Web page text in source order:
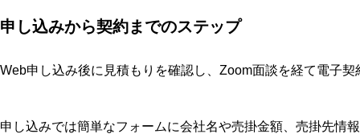
申し込みから契約までのステップ
Web申し込み後に見積もりを確認し、Zoom面談を経て電子契
申し込みでは簡単なフォームに会社名や売掛金額、売掛先情